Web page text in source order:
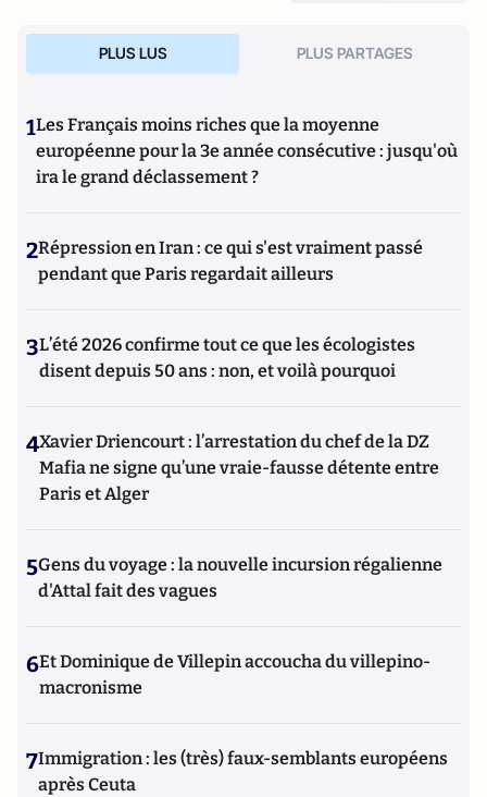
Projet: La stratégie de conquête et d'infiltration des frères
musulmans en France et dans le monde(Editions de
PLUS LUS PLUS PARTAGES
1Les Français moins riches que la moyenne
européenne pour la 3e année consécutive : jusqu'où
ira le grand déclassement ?
2Répression en Iran : ce qui s'est vraiment passé
pendant que Paris regardait ailleurs
3L’été 2026 confirme tout ce que les écologistes
disent depuis 50 ans : non, et voilà pourquoi
4Xavier Driencourt : l’arrestation du chef de la DZ
Mafia ne signe qu’une vraie-fausse détente entre
Paris et Alger
5Gens du voyage : la nouvelle incursion régalienne
d'Attal fait des vagues
6Et Dominique de Villepin accoucha du villepino-
macronisme
7Immigration : les (très) faux-semblants européens
après Ceuta